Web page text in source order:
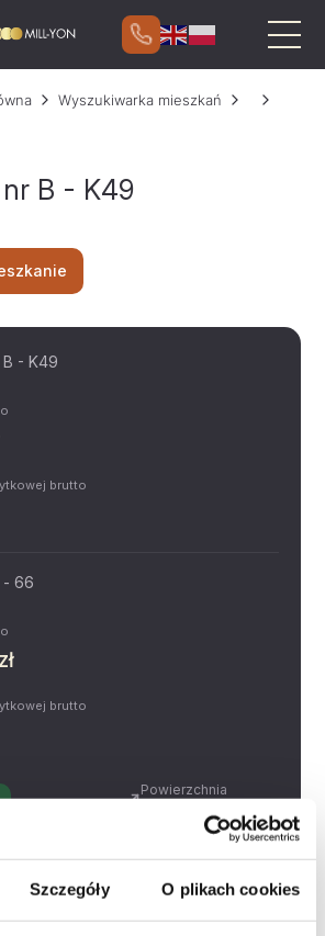
Szczegóły O plikach cookies
Wyszukiwarka mieszkań
B - K49
- K49
brutto
- 66
brutto
Powierzchnia
4.43 m²
Zobacz